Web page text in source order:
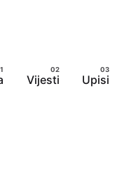
Vijesti Upisi